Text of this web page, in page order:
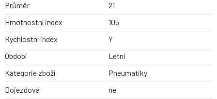
Průměr
21
Hmotnostní index
105
Rychlostní index
Y
Období
Letní
Kategorie zboží
Pneumatiky
Dojezdová
ne